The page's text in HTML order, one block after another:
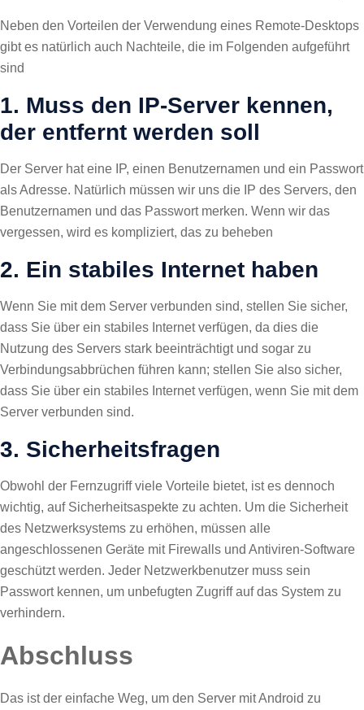
Neben den Vorteilen der Verwendung eines Remote-Desktops
gibt es natürlich auch Nachteile, die im Folgenden aufgeführt
sind
1. Muss den IP-Server kennen,
der entfernt werden soll
Der Server hat eine IP, einen Benutzernamen und ein Passwort
als Adresse. Natürlich müssen wir uns die IP des Servers, den
Benutzernamen und das Passwort merken. Wenn wir das
vergessen, wird es kompliziert, das zu beheben
2. Ein stabiles Internet haben
Wenn Sie mit dem Server verbunden sind, stellen Sie sicher,
dass Sie über ein stabiles Internet verfügen, da dies die
Nutzung des Servers stark beeinträchtigt und sogar zu
Verbindungsabbrüchen führen kann; stellen Sie also sicher,
dass Sie über ein stabiles Internet verfügen, wenn Sie mit dem
Server verbunden sind.
3. Sicherheitsfragen
Obwohl der Fernzugriff viele Vorteile bietet, ist es dennoch
wichtig, auf Sicherheitsaspekte zu achten. Um die Sicherheit
des Netzwerksystems zu erhöhen, müssen alle
angeschlossenen Geräte mit Firewalls und Antiviren-Software
geschützt werden. Jeder Netzwerkbenutzer muss sein
Passwort kennen, um unbefugten Zugriff auf das System zu
verhindern.
Abschluss
Das ist der einfache Weg, um den Server mit Android zu